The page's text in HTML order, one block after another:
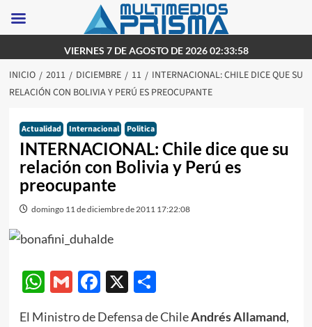
al
contenido
VIERNES 7 DE AGOSTO DE 2026 02:33:58
INICIO 2011 DICIEMBRE 11
INTERNACIONAL: CHILE DICE QUE SU
RELACIÓN CON BOLIVIA Y PERÚ ES PREOCUPANTE
Actualidad Internacional Politica
INTERNACIONAL: Chile dice que su
relación con Bolivia y Perú es
preocupante
domingo 11 de diciembre de 2011 17:22:08
WhatsApp
GmailFacebook
X Compartir
El Ministro de Defensa de ChileAndrés Allamand,